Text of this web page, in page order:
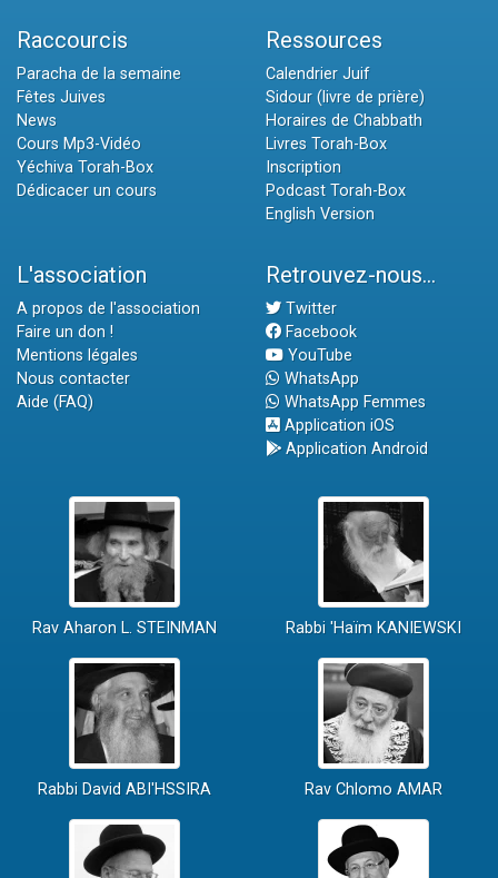
Raccourcis
Paracha de la semaine
Fêtes Juives
News
Cours Mp3-Vidéo
Yéchiva Torah-Box
Dédicacer un cours
Ressources
Calendrier Juif
Sidour (livre de prière)
Horaires de Chabbath
Livres Torah-Box
Inscription
Podcast Torah-Box
English Version
L'association
A propos de l'association
Faire un don !
Mentions légales
Nous contacter
Aide (FAQ)
Retrouvez-nous...
Twitter
Facebook
YouTube
WhatsApp
WhatsApp Femmes
Application iOS
Application Android
Rav Aharon L. STEINMAN Rabbi 'Haïm KANIEWSKI
Rabbi David ABI'HSSIRA Rav Chlomo AMAR